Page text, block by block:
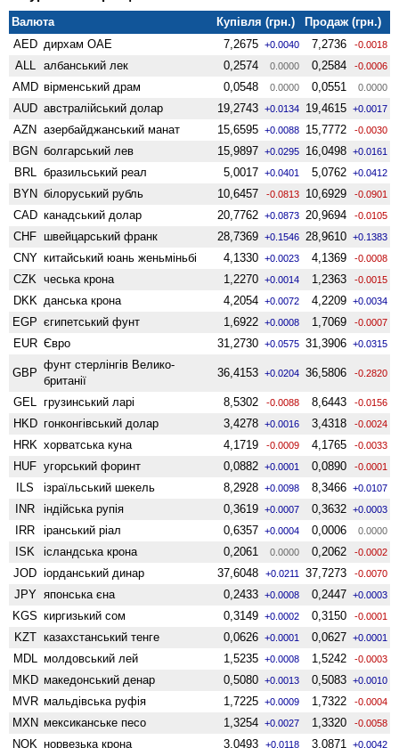
Валюта Купівля (грн.)
Продаж (грн.)
AED дирхам ОАЕ 7,2675 +0.0040 7,2736 -0.0018
ALL албанський лек 0,2574 0.0000 0,2584 -0.0006
AMD вiрменський драм 0,0548 0.0000 0,0551 0.0000
AUD австралійський долар 19,2743 +0.0134 19,4615 +0.0017
AZN азербайджанський манат 15,6595 +0.0088 15,7772 -0.0030
BGN болгарський лев 15,9897 +0.0295 16,0498 +0.0161
BRL бразильський реал 5,0017 +0.0401 5,0762 +0.0412
BYN білоруський рубль 10,6457 -0.0813 10,6929 -0.0901
CAD канадський долар 20,7762 +0.0873 20,9694 -0.0105
CHF швейцарський франк 28,7369 +0.1546 28,9610 +0.1383
CNY китайський юань женьмiньбi 4,1330 +0.0023 4,1369 -0.0008
CZK чеська крона 1,2270 +0.0014 1,2363 -0.0015
DKK данська крона 4,2054 +0.0072 4,2209 +0.0034
EGP єгипетський фунт 1,6922 +0.0008 1,7069 -0.0007
EUR Євро 31,2730 +0.0575 31,3906 +0.0315
GBP
фунт стерлінгів Велико­
британії
36,4153 +0.0204 36,5806 -0.2820
GEL грузинський ларі 8,5302 -0.0088 8,6443 -0.0156
HKD гонконгівський долар 3,4278 +0.0016 3,4318 -0.0024
HRK хорватська куна 4,1719 -0.0009 4,1765 -0.0033
HUF угорський форинт 0,0882 +0.0001 0,0890 -0.0001
ILS ізраїльський шекель 8,2928 +0.0098 8,3466 +0.0107
INR індійська рупія 0,3619 +0.0007 0,3632 +0.0003
IRR іранський ріал 0,6357 +0.0004 0,0006 0.0000
ISK ісландська крона 0,2061 0.0000 0,2062 -0.0002
JOD іорданський динар 37,6048 +0.0211 37,7273 -0.0070
JPY японська єна 0,2433 +0.0008 0,2447 +0.0003
KGS киргизький сом 0,3149 +0.0002 0,3150 -0.0001
KZT казахстанський тенге 0,0626 +0.0001 0,0627 +0.0001
MDL молдовський лей 1,5235 +0.0008 1,5242 -0.0003
MKD македонський денар 0,5080 +0.0013 0,5083 +0.0010
MVR мальдівська руфія 1,7225 +0.0009 1,7322 -0.0004
MXN мексиканське песо 1,3254 +0.0027 1,3320 -0.0058
NOK норвезька крона 3,0493 +0.0118 3,0871 +0.0042